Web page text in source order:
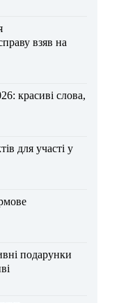
взяв на
красиві слова,
для участі у
подарунки